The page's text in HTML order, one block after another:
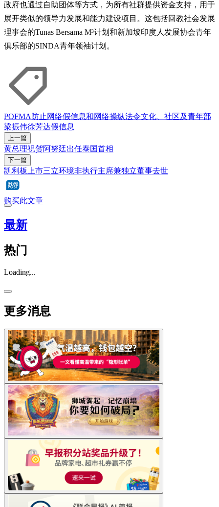
政府也通过自助团体等方式，为所有社群提供资金支持，用于
展开类似的领导力发展和能力建设项目。这包括回教社会发展
理事会的Tunas Bersama M³计划和新加坡印度人发展协会青年
俱乐部的SINDA青年领袖计划。
POFMA防止网络假信息和网络操纵法令文化、社区及青年部
梁振伟徐芳达假信息
上一篇
黄总理祝贺阿努廷出任泰国首相
下一篇
凯利板上市三立环境非执行主席兼独立董事去世
购买此文章
最新
热门
Loading...
更多消息